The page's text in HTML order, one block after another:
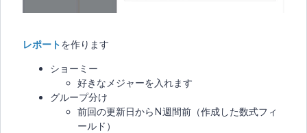
レポートを作ります
ショーミー
好きなメジャーを入れます
グループ分け
前回の更新日からN週間前（作成した数式フィ
ールド）